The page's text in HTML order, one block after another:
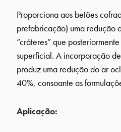
Proporciona aos betões
prefabricação) uma redução
“cráteres” que
superficial. A incorporação
produz uma redução do ar
40%, consoante as
Aplicação: